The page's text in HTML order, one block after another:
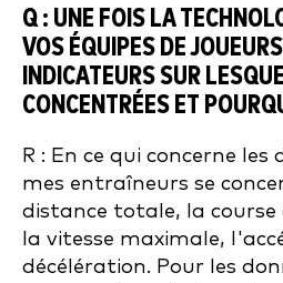
Q : UNE FOIS LA
VOS ÉQUIPES DE
INDICATEURS SUR
CONCENTRÉES ET
R : En ce qui concerne
mes entraîneurs se
distance totale, la course
la vitesse maximale,
décélération. Pour les